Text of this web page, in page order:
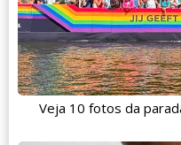
Veja 10 fotos da